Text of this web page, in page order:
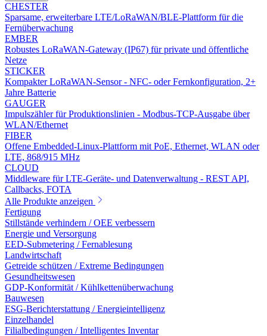
CHESTER
Sparsame, erweiterbare LTE/LoRaWAN/BLE-Plattform für die
Fernüberwachung
EMBER
Robustes LoRaWAN-Gateway (IP67) für private und öffentliche
Netze
STICKER
Kompakter LoRaWAN-Sensor - NFC- oder Fernkonfiguration, 2+
Jahre Batterie
GAUGER
Impulszähler für Produktionslinien - Modbus-TCP-Ausgabe über
WLAN/Ethernet
FIBER
Offene Embedded-Linux-Plattform mit PoE, Ethernet, WLAN oder
LTE, 868/915 MHz
CLOUD
Middleware für LTE-Geräte- und Datenverwaltung - REST API,
Callbacks, FOTA
Alle Produkte anzeigen
Fertigung
Stillstände verhindern / OEE verbessern
Energie und Versorgung
EED-Submetering / Fernablesung
Landwirtschaft
Getreide schützen / Extreme Bedingungen
Gesundheitswesen
GDP-Konformität / Kühlkettenüberwachung
Bauwesen
ESG-Berichterstattung / Energieintelligenz
Einzelhandel
Filialbedingungen / Intelligentes Inventar